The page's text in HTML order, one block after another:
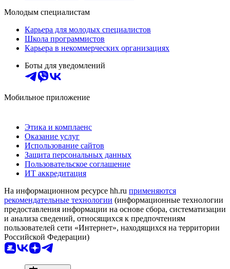
Молодым специалистам
Карьера для молодых специалистов
Школа программистов
Карьера в некоммерческих организациях
Боты для уведомлений
Мобильное приложение
Этика и комплаенс
Оказание услуг
Использование сайтов
Защита персональных данных
Пользовательское соглашение
ИТ аккредитация
На информационном ресурсе hh.ru применяются
рекомендательные технологии (информационные технологии
предоставления информации на основе сбора, систематизации
и анализа сведений, относящихся к предпочтениям
пользователей сети «Интернет», находящихся на территории
Российской Федерации)